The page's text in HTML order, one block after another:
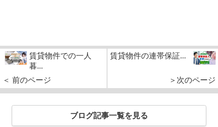
賃貸物件での一人
暮...
＜ 前のページ
賃貸物件の連帯保証...
＞次のページ
ブログ記事一覧を見る